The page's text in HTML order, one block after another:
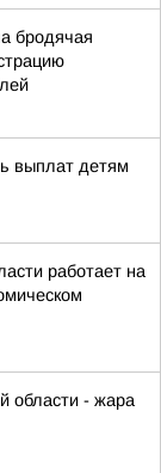
бродячая
выплат детям
работает на
области - жара